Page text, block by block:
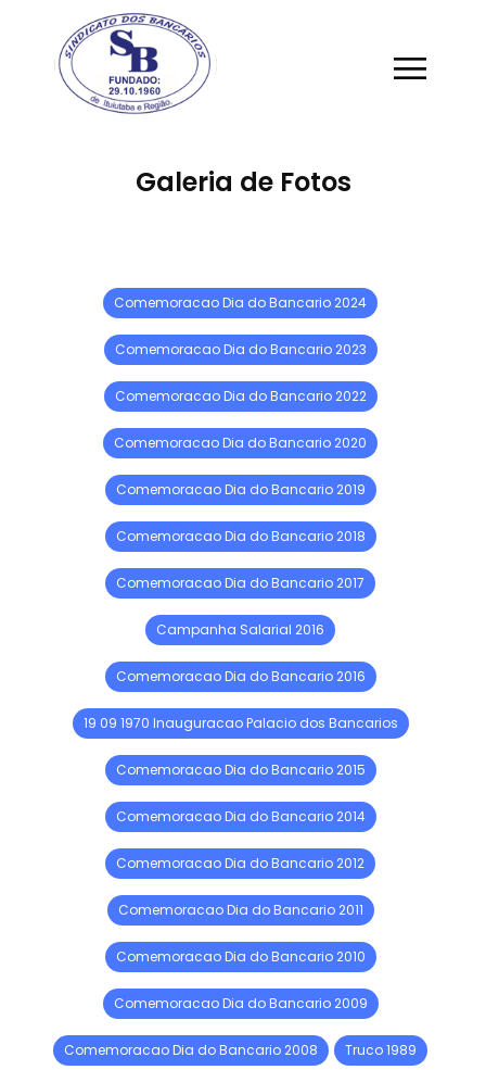
Galeria de Fotos
Comemoracao Dia do Bancario 2024
Comemoracao Dia do Bancario 2023
Comemoracao Dia do Bancario 2022
Comemoracao Dia do Bancario 2020
Comemoracao Dia do Bancario 2019
Comemoracao Dia do Bancario 2018
Comemoracao Dia do Bancario 2017
Campanha Salarial 2016
Comemoracao Dia do Bancario 2016
19 09 1970 Inauguracao Palacio dos Bancarios
Comemoracao Dia do Bancario 2015
Comemoracao Dia do Bancario 2014
Comemoracao Dia do Bancario 2012
Comemoracao Dia do Bancario 2011
Comemoracao Dia do Bancario 2010
Comemoracao Dia do Bancario 2009
Comemoracao Dia do Bancario 2008 Truco 1989